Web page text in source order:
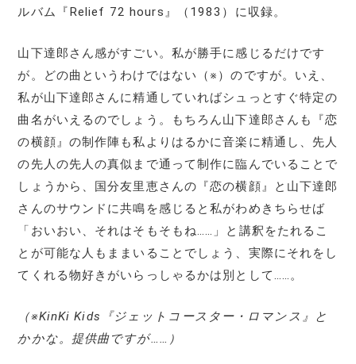
ルバム『Relief 72 hours』（1983）に収録。
山下達郎さん感がすごい。私が勝手に感じるだけです
が。どの曲というわけではない（※）のですが。いえ、
私が山下達郎さんに精通していればシュっとすぐ特定の
曲名がいえるのでしょう。もちろん山下達郎さんも『恋
の横顔』の制作陣も私よりはるかに音楽に精通し、先人
の先人の先人の真似まで通って制作に臨んでいることで
しょうから、国分友里恵さんの『恋の横顔』と山下達郎
さんのサウンドに共鳴を感じると私がわめきちらせば
「おいおい、それはそもそもね……」と講釈をたれるこ
とが可能な人もままいることでしょう、実際にそれをし
てくれる物好きがいらっしゃるかは別として……。
（※KinKi Kids『ジェットコースター・ロマンス』と
かかな。提供曲ですが……）